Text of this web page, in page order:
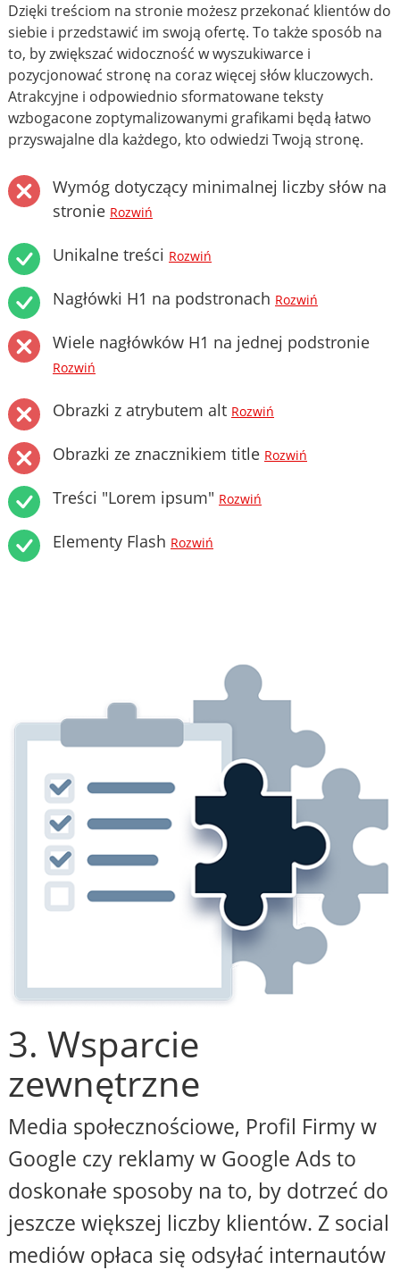
Dzięki treściom na stronie możesz przekonać klientów do
siebie i przedstawić im swoją ofertę. To także sposób na
to, by zwiększać widoczność w wyszukiwarce i
pozycjonować stronę na coraz więcej słów kluczowych.
Atrakcyjne i odpowiednio sformatowane teksty
wzbogacone zoptymalizowanymi grafikami będą łatwo
przyswajalne dla każdego, kto odwiedzi Twoją stronę.
Wymóg dotyczący minimalnej liczby słów na
stronie Rozwiń
Unikalne treści Rozwiń
Nagłówki H1 na podstronach Rozwiń
Wiele nagłówków H1 na jednej podstronie
Rozwiń
Obrazki z atrybutem alt Rozwiń
Obrazki ze znacznikiem title Rozwiń
Treści "Lorem ipsum" Rozwiń
Elementy Flash Rozwiń
3. Wsparcie
zewnętrzne
Media społecznościowe, Profil Firmy w
Google czy reklamy w Google Ads to
doskonałe sposoby na to, by dotrzeć do
jeszcze większej liczby klientów. Z social
mediów opłaca się odsyłać internautów